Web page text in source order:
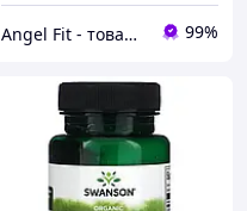
Angel Fit - товари для здоров'я, спорту та активного життя 99%